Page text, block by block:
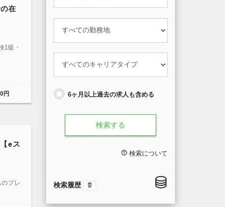
在
1級・
円
eス
プレ
6ヶ月以上過去の求人も含める
検索する
検索について
検索履歴